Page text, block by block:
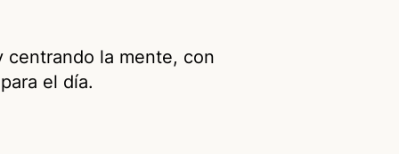
centrando la mente, con
el día.